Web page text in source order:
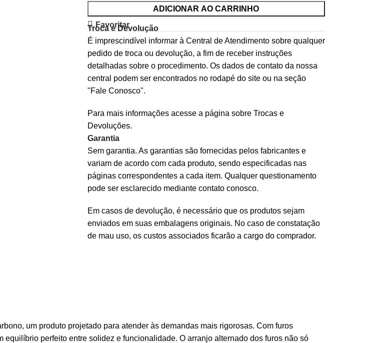
ADICIONAR AO CARRINHO
Favoritar
Troca e Devolução
É imprescindível informar à Central de Atendimento sobre qualquer
pedido de troca ou devolução, a fim de receber instruções
detalhadas sobre o procedimento. Os dados de contato da nossa
central podem ser encontrados no rodapé do site ou na seção
"Fale Conosco".
Para mais informações acesse a página sobre Trocas e
Devoluções.
Garantia
Sem garantia. As garantias são fornecidas pelos fabricantes e
variam de acordo com cada produto, sendo especificadas nas
páginas correspondentes a cada item. Qualquer questionamento
pode ser esclarecido mediante contato conosco.
Em casos de devolução, é necessário que os produtos sejam
enviados em suas embalagens originais. No caso de constatação
de mau uso, os custos associados ficarão a cargo do comprador.
um produto projetado para atender às demandas mais rigorosas. Com furos
perfeito entre solidez e funcionalidade. O arranjo alternado dos furos não só